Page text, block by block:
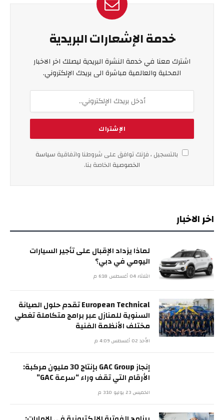
خدمة الإشعارات البريدية
اشترك معنا في خدمة النشرة البريدية ليصلك اخر الاخبار
المحلية والعالمية مباشرة الى بريدك الإلكتروني.
بالتسجيل ، فإنك توافق على شروطنا واتفاقية سياسة
الخصوصية الخاصة بنا.
اخر الاخبار
لماذا يزداد الإقبال على تأجير السيارات
اليومي في دبي؟
الثلاثاء 04 أغسطس 6:18 م
European Technical تقدم حلول الصيانة
السنوية للمنازل عبر برامج متكاملة تغطي
مختلف الأنظمة الفنية
الأحد 02 أغسطس 4:09 م
إنجاز GAC Group بإنتاج 30 مليون مركبة:
الأرقام التي تقف وراء “سرعة GAC”
الخميس 23 يوليو 3:10 م